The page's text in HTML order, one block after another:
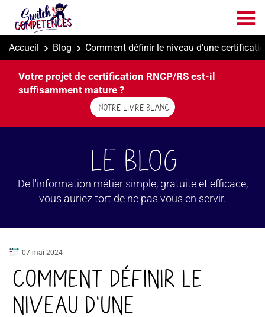
contenu
principal
Accueil Blog Comment définir le niveau d'une
Votre projet de certification RNCP/RS est-il
suffisamment mature ?
NOTRE LIVRE BLANC
Le BLOG
De l'information métier simple, gratuite et efficace,
vous auriez tort de ne pas vous en servir.
07 mai 2024
Comment définir le
niveau d'une